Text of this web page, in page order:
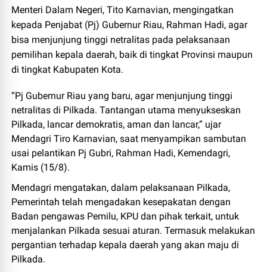
Menteri Dalam Negeri, Tito Karnavian, mengingatkan
kepada Penjabat (Pj) Gubernur Riau, Rahman Hadi, agar
bisa menjunjung tinggi netralitas pada pelaksanaan
pemilihan kepala daerah, baik di tingkat Provinsi maupun
di tingkat Kabupaten Kota.
“Pj Gubernur Riau yang baru, agar menjunjung tinggi
netralitas di Pilkada. Tantangan utama menyukseskan
Pilkada, lancar demokratis, aman dan lancar,” ujar
Mendagri Tiro Karnavian, saat menyampikan sambutan
usai pelantikan Pj Gubri, Rahman Hadi, Kemendagri,
Kamis (15/8).
Mendagri mengatakan, dalam pelaksanaan Pilkada,
Pemerintah telah mengadakan kesepakatan dengan
Badan pengawas Pemilu, KPU dan pihak terkait, untuk
menjalankan Pilkada sesuai aturan. Termasuk melakukan
pergantian terhadap kepala daerah yang akan maju di
Pilkada.